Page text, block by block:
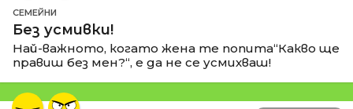
СЕМЕЙНИ
Без усмивки!
Най-важното, когато жена те попита“Какво ще
правиш без мен?“, е да не се усмихваш!